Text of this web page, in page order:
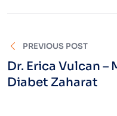
PREVIOUS POST
Dr. Erica Vulcan
Diabet Zaharat